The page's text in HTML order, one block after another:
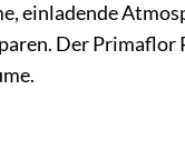
einladende
Der Primaflor